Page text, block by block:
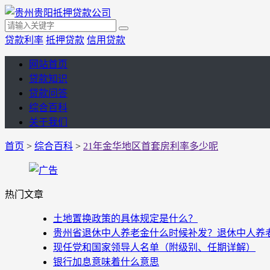
贷款利率 抵押贷款 信用贷款
网站首页
贷款知识
贷款问答
综合百科
关于我们
首页 > 综合百科 > 21年金华地区首套房利率多少呢
热门文章
土地置换政策的具体规定是什么？
贵州省退休中人养老金什么时候补发？退休中人养
现任党和国家领导人名单（附级别、任期详解）
银行加息意味着什么意思